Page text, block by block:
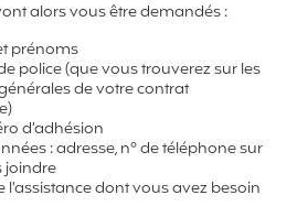
alors vous être demandés :
prénoms
police (que vous trouverez sur les
de votre contrat
d’adhésion
: adresse, n° de téléphone sur
joindre
l'assistance dont vous avez besoin